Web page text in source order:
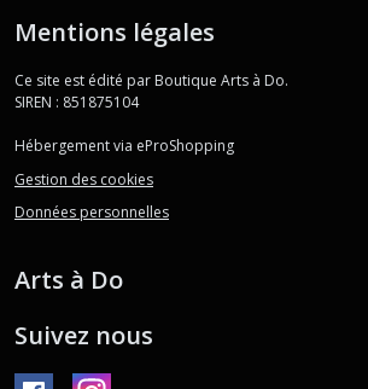
Mentions légales
Ce site est édité par Boutique Arts à Do.
SIREN : 851875104
Hébergement via eProShopping
Gestion des cookies
Données personnelles
Arts à Do
Suivez nous